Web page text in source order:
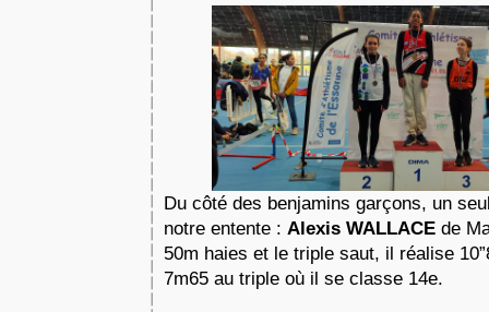
Du côté des benjamins garçons, un
notre entente : Alexis WALLACE de
50m haies et le triple saut, il réalise
7m65 au triple où il se classe 14e.